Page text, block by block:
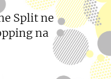
Split ne
na